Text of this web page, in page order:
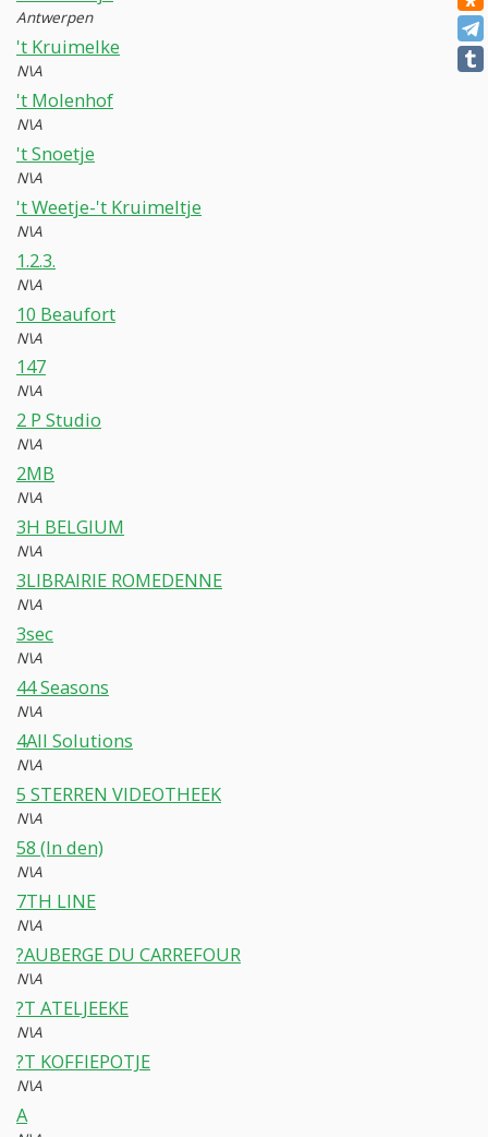
Antwerpen
't Kruimelke
N\A
't Molenhof
N\A
't Snoetje
N\A
't Weetje-'t Kruimeltje
N\A
1.2.3.
N\A
10 Beaufort
N\A
147
N\A
2 P Studio
N\A
2MB
N\A
3H BELGIUM
N\A
3LIBRAIRIE ROMEDENNE
N\A
3sec
N\A
44 Seasons
N\A
4All Solutions
N\A
5 STERREN VIDEOTHEEK
N\A
58 (In den)
N\A
7TH LINE
N\A
?AUBERGE DU CARREFOUR
N\A
?T ATELJEEKE
N\A
?T KOFFIEPOTJE
N\A
A